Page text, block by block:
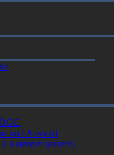
und Ausland
Kalender (extern)